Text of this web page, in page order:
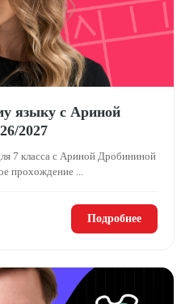
языку с Ариной
2027
7 класса с Ариной Дробининой
прохождение ...
Подробнее